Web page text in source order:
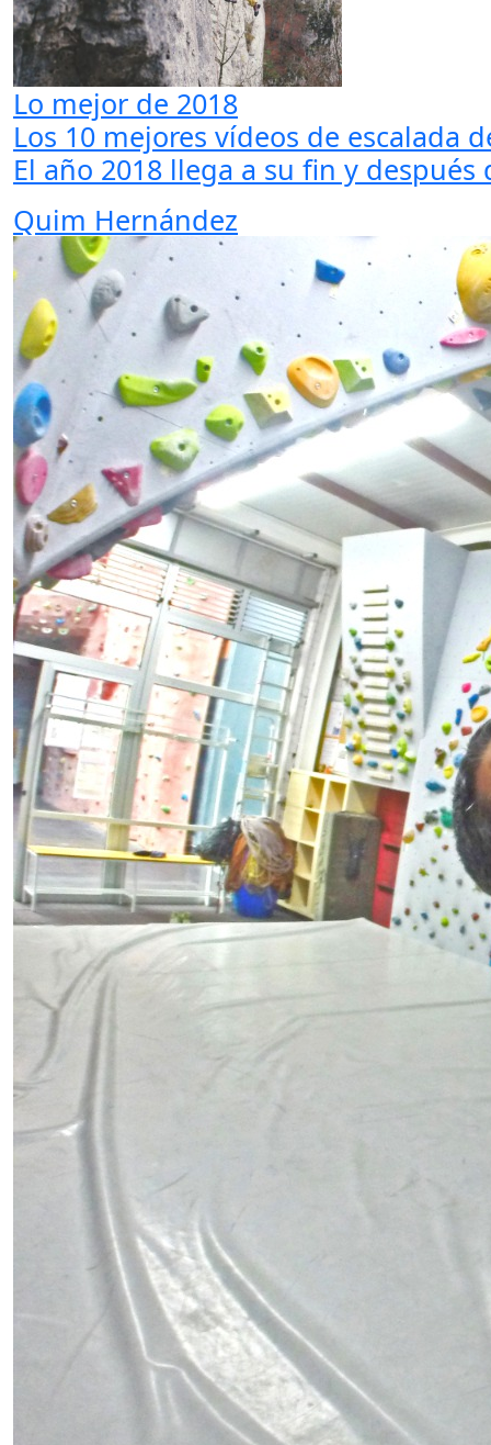
Lo mejor de 2018
Los 10 mejores vídeos de escalada
El año 2018 llega a su fin y
Quim Hernández